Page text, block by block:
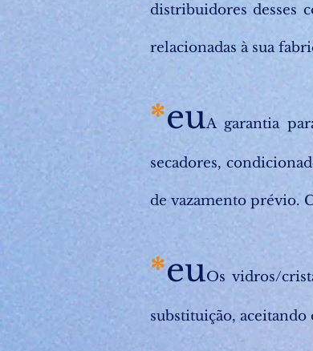
distribuidores desses
relacionadas à sua
*euA garantia
secadores,
de vazamento prévio.
*euOs vidros/
substituição,